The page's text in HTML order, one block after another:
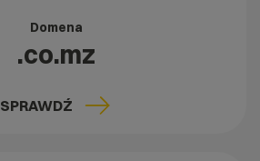
Domena
.co.mz
SPRAWDŹ